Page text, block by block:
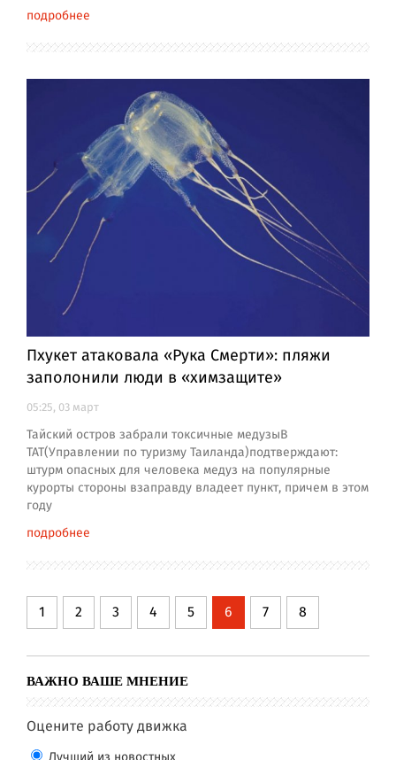
подробнее
Пхукет атаковала «Рука Смерти»: пляжи
заполонили люди в «химзащите»
05:25, 03 март
Тайский остров забрали токсичные медузыВ
ТАТ(Управлении по туризму Таиланда)подтверждают:
штурм опасных для человека медуз на популярные
курорты стороны взаправду владеет пункт, причем в этом
году
подробнее
1 2 3 4 5 6 7 8
ВАЖНО ВАШЕ МНЕНИЕ
Оцените работу движка